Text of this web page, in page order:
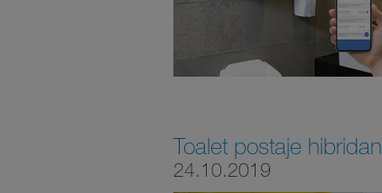
Toalet postaje hibridan
24.10.2019